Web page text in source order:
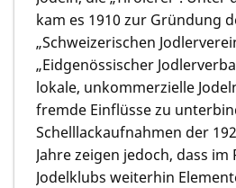
kam es 1910 zur Gründung
„Schweizerischen
„Eidgenössischer
lokale, unkommerzielle
fremde Einflüsse zu
Schelllackaufnahmen der
Jahre zeigen jedoch, dass
Jodelklubs weiterhin